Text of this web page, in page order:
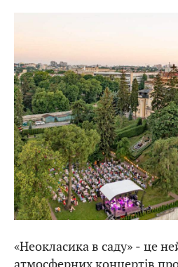
«Неокласика в саду» ‒ це